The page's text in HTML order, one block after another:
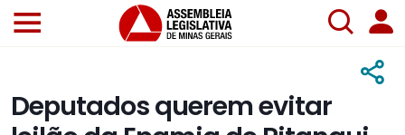
Deputados querem evitar